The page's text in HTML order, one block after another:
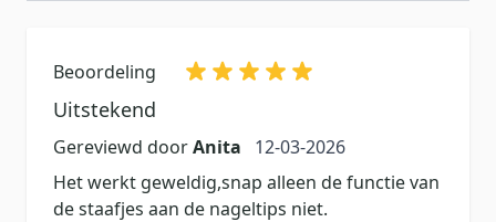
Beoordeling
Uitstekend
Gereviewd doorAnita 12 maart 2026
12-03-2026
Het werkt geweldig,snap alleen de functie van
de staafjes aan de nageltips niet.